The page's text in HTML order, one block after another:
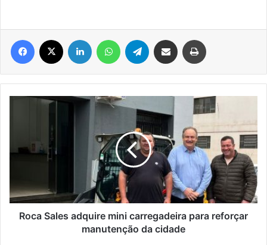
Facebook Linkedin WhatsAppTelegram Compartilhar via e-mail
carregadeira
manutenção
da
cidade
Roca Sales adquire mini carregadeira para reforçar
manutenção da cidade